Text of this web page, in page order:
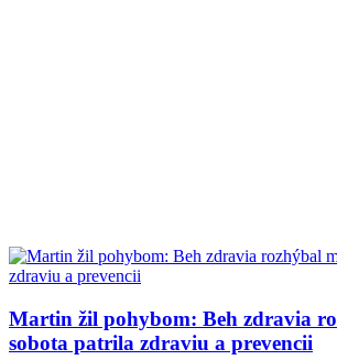
Martin žil pohybom: Beh zdravia
sobota patrila zdraviu a prevencii